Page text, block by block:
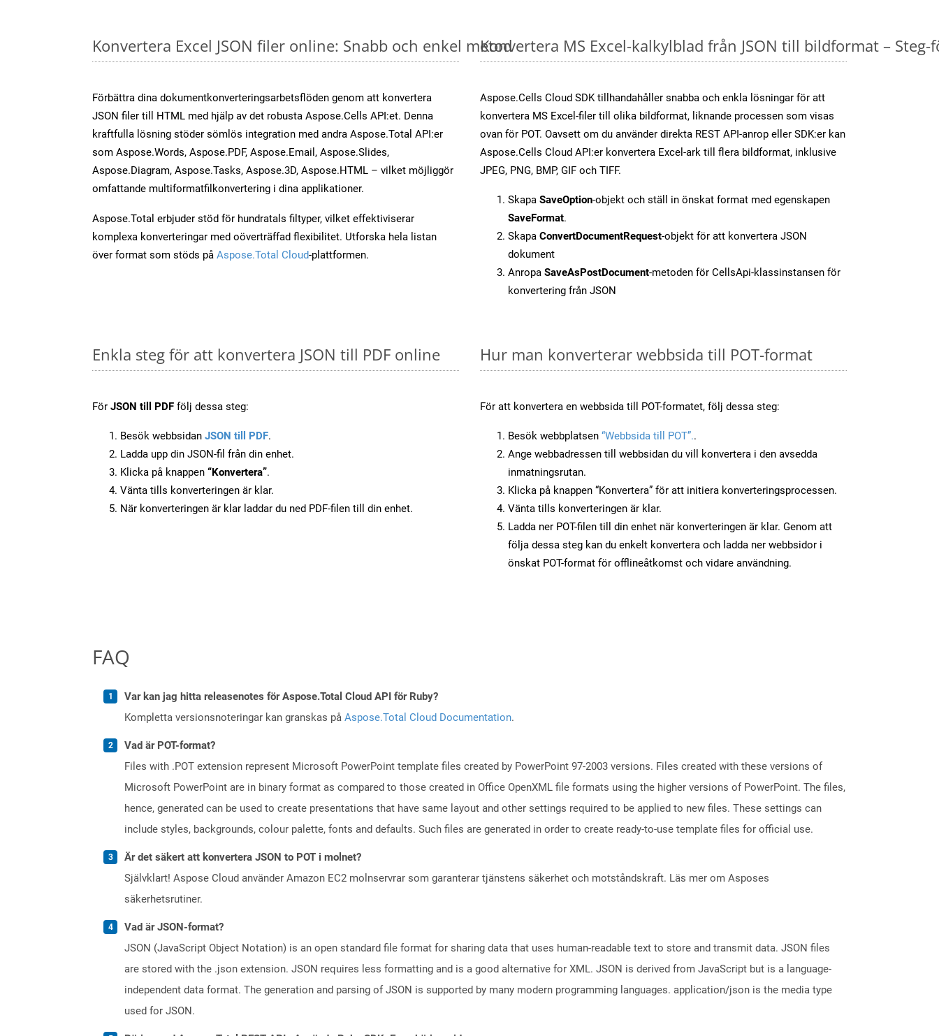
Konvertera Excel JSON filer online: Snabb och enkel metod
Förbättra dina dokumentkonverteringsarbetsflöden genom att konvertera
JSON filer till HTML med hjälp av det robusta Aspose.Cells API:et. Denna
kraftfulla lösning stöder sömlös integration med andra Aspose.Total API:er
som Aspose.Words, Aspose.PDF, Aspose.Email, Aspose.Slides,
Aspose.Diagram, Aspose.Tasks, Aspose.3D, Aspose.HTML – vilket möjliggör
omfattande multiformatfilkonvertering i dina applikationer.
Aspose.Total erbjuder stöd för hundratals filtyper, vilket effektiviserar
komplexa konverteringar med oöverträffad flexibilitet. Utforska hela listan
över format som stöds på Aspose.Total Cloud-plattformen.
Konvertera MS Excel-kalkylblad från JSON till bildformat – Steg-
Aspose.Cells Cloud SDK tillhandahåller snabba och enkla lösningar för att
konvertera MS Excel-filer till olika bildformat, liknande processen som visas
ovan för POT. Oavsett om du använder direkta REST API-anrop eller SDK:er kan
Aspose.Cells Cloud API:er konvertera Excel-ark till flera bildformat, inklusive
JPEG, PNG, BMP, GIF och TIFF.
Skapa SaveOption-objekt och ställ in önskat format med egenskapen
SaveFormat.
Skapa ConvertDocumentRequest-objekt för att konvertera JSON
dokument
Anropa SaveAsPostDocument-metoden för CellsApi-klassinstansen för
konvertering från JSON
Enkla steg för att konvertera JSON till PDF online
För JSON till PDF följ dessa steg:
Besök webbsidan JSON till PDF.
Ladda upp din JSON-fil från din enhet.
Klicka på knappen “Konvertera”.
Vänta tills konverteringen är klar.
När konverteringen är klar laddar du ned PDF-filen till din enhet.
Hur man konverterar webbsida till POT-format
För att konvertera en webbsida till POT-formatet, följ dessa steg:
Besök webbplatsen “Webbsida till POT”..
Ange webbadressen till webbsidan du vill konvertera i den avsedda
inmatningsrutan.
Klicka på knappen “Konvertera” för att initiera konverteringsprocessen.
Vänta tills konverteringen är klar.
Ladda ner POT-filen till din enhet när konverteringen är klar. Genom att
följa dessa steg kan du enkelt konvertera och ladda ner webbsidor i
önskat POT-format för offlineåtkomst och vidare användning.
FAQ
Var kan jag hitta releasenotes för Aspose.Total Cloud API för Ruby?
Kompletta versionsnoteringar kan granskas på Aspose.Total Cloud Documentation.
Vad är POT-format?
Files with .POT extension represent Microsoft PowerPoint template files created by PowerPoint 97-2003 versions. Files created with these versions of
Microsoft PowerPoint are in binary format as compared to those created in Office OpenXML file formats using the higher versions of PowerPoint. The files,
hence, generated can be used to create presentations that have same layout and other settings required to be applied to new files. These settings can
include styles, backgrounds, colour palette, fonts and defaults. Such files are generated in order to create ready-to-use template files for official use.
Är det säkert att konvertera JSON to POT i molnet?
Självklart! Aspose Cloud använder Amazon EC2 molnservrar som garanterar tjänstens säkerhet och motståndskraft. Läs mer om Asposes
säkerhetsrutiner.
Vad är JSON-format?
JSON (JavaScript Object Notation) is an open standard file format for sharing data that uses human-readable text to store and transmit data. JSON files
are stored with the .json extension. JSON requires less formatting and is a good alternative for XML. JSON is derived from JavaScript but is a language-
independent data format. The generation and parsing of JSON is supported by many modern programming languages. application/json is the media type
used for JSON.